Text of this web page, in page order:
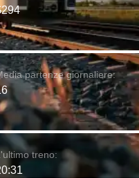
partenze giornaliere:
treno: